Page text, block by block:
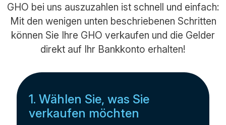
GHO bei uns auszuzahlen ist schnell und einfach:
Mit den wenigen unten beschriebenen Schritten
können Sie Ihre GHO verkaufen und die Gelder
direkt auf Ihr Bankkonto erhalten!
1. Wählen Sie, was Sie
verkaufen möchten